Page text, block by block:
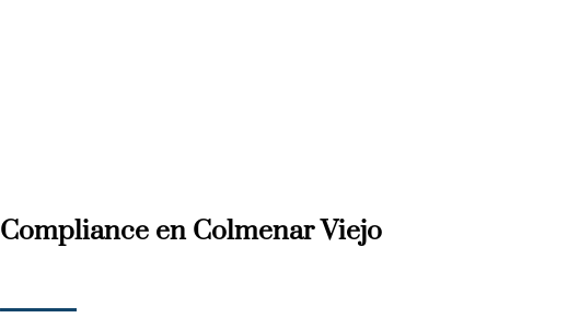
Compliance en Colmenar Viejo